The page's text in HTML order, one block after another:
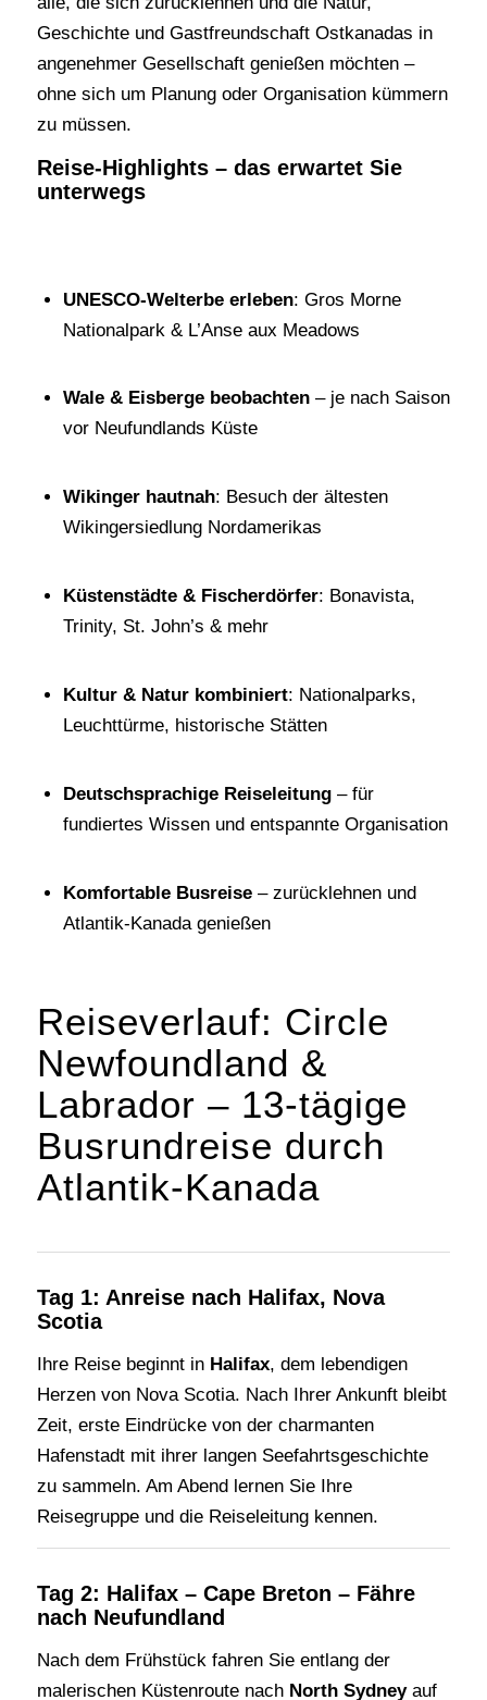
Geschichte und Gastfreundschaft Ostkanadas in
angenehmer Gesellschaft genießen möchten –
ohne sich um Planung oder Organisation kümmern
zu müssen.
Reise-Highlights – das erwartet Sie
unterwegs
UNESCO-Welterbe erleben: Gros Morne
Nationalpark & L’Anse aux Meadows
Wale & Eisberge beobachten– je nach Saison
vor Neufundlands Küste
Wikinger hautnah: Besuch der ältesten
Wikingersiedlung Nordamerikas
Küstenstädte & Fischerdörfer: Bonavista,
Trinity, St. John’s & mehr
Kultur & Natur kombiniert: Nationalparks,
Leuchttürme, historische Stätten
Deutschsprachige Reiseleitung– für
fundiertes Wissen und entspannte Organisation
Komfortable Busreise– zurücklehnen und
Atlantik-Kanada genießen
Reiseverlauf: Circle
Newfoundland &
Labrador – 13-tägige
Busrundreise durch
Atlantik-Kanada
Tag 1: Anreise nach Halifax, Nova
Scotia
Ihre Reise beginnt in Halifax, dem lebendigen
Herzen von Nova Scotia. Nach Ihrer Ankunft bleibt
Zeit, erste Eindrücke von der charmanten
Hafenstadt mit ihrer langen Seefahrtsgeschichte
zu sammeln. Am Abend lernen Sie Ihre
Reisegruppe und die Reiseleitung kennen.
Tag 2: Halifax – Cape Breton – Fähre
nach Neufundland
Nach dem Frühstück fahren Sie entlang der
malerischen Küstenroute nach North Sydneyauf